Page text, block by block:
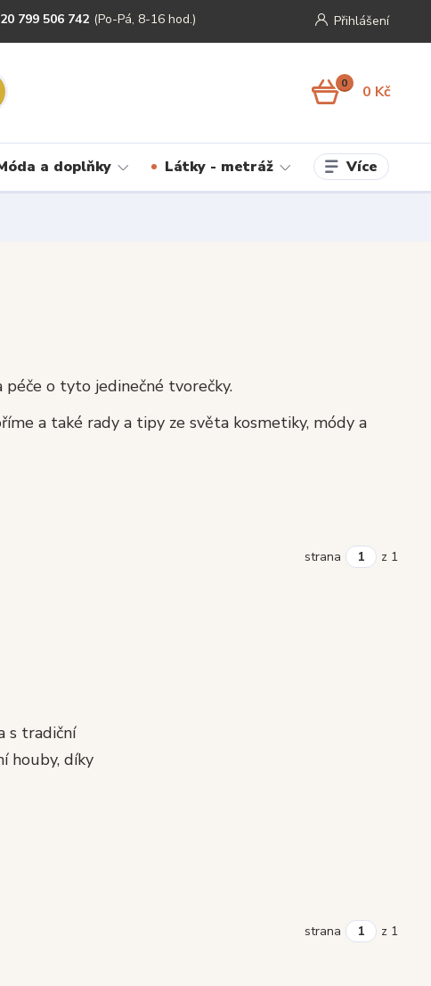
Přihlášení
799 506 742 (Po-Pá, 8-16 hod.)
0 0 Kč
a doplňky Látky - metráž Více
péče o tyto jedinečné tvorečky.
a také rady a tipy ze světa kosmetiky, módy a
strana z 1
s tradiční
houby, díky
strana z 1